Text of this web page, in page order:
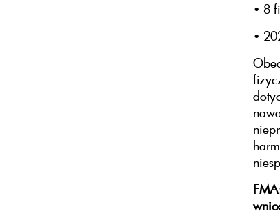
• 8
•